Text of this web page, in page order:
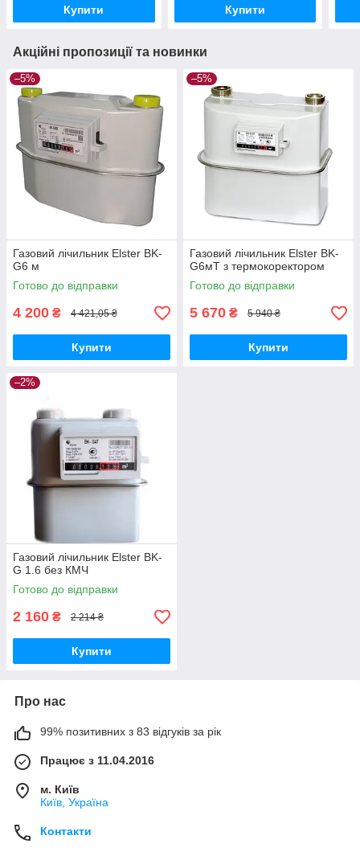
Купити Купити
Акційні пропозиції та новинки
–5%
Газовий лічильник Elster BK-
G6 м
Готово до відправки
4 200 ₴ 4 421,05 ₴
Купити
–5%
Газовий лічильник Elster BK-
G6мT з термокоректором
Готово до відправки
5 670 ₴ 5 940 ₴
Купити
–2%
Газовий лічильник Elster BK-
G 1.6 без КМЧ
Готово до відправки
2 160 ₴ 2 214 ₴
Купити
Про нас
99% позитивних з 83 відгуків за рік
Працює з 11.04.2016
м. Київ
Київ, Україна
Контакти